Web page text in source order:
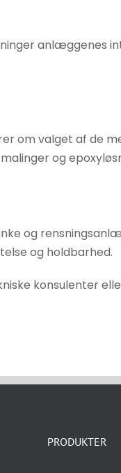
anlæggenes
om valget af de
og
og
og holdbarhed.
konsulenter
PRODUKTER